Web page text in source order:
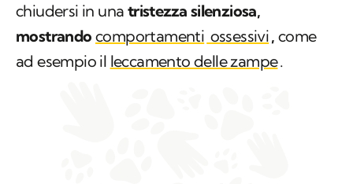
chiudersi in una tristezza silenziosa,
mostrandocomportamenti ossessivi, come
ad esempio il leccamento delle zampe.